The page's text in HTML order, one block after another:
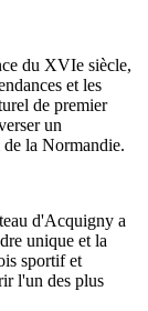
du XVIe siècle,
et les
de premier
un
la Normandie.
d'Acquigny a
unique et la
sportif et
l'un des plus